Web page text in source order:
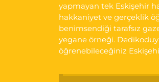
yapmayan tek Eskişehir
hakkaniyet ve gerçeklik
benimsendiği tarafsız
yegane örneği.
öğrenebileceğiniz